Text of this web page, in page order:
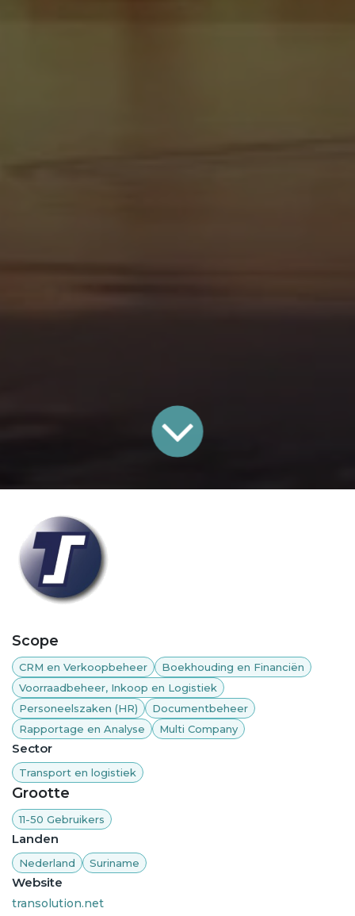
Scope
CRM en Verkoopbeheer
Boekhouding en Financiën
Voorraadbeheer, Inkoop en Logistiek
Personeelszaken (HR)
Documentbeheer
Rapportage en Analyse
Multi Company
Sector
Transport en logistiek
Grootte
11-50 Gebruikers
Landen
Nederland Suriname
Website
transolution.net